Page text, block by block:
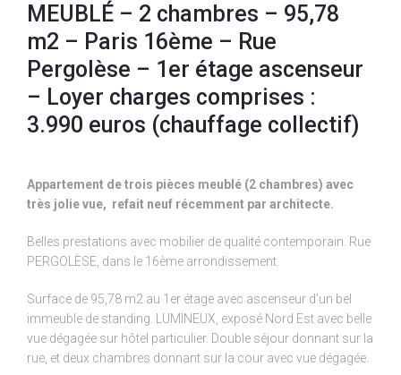
MEUBLÉ – 2 chambres – 95,78
m2 – Paris 16ème – Rue
Pergolèse – 1er étage ascenseur
– Loyer charges comprises :
3.990 euros (chauffage collectif)
Appartement de trois pièces meublé (2 chambres) avec
très jolie vue, refait neuf récemment par architecte.
Belles prestations avec mobilier de qualité contemporain. Rue
PERGOLÈSE, dans le 16ème arrondissement.
Surface de 95,78 m2 au 1er étage avec ascenseur d’un bel
immeuble de standing. LUMINEUX, exposé Nord Est avec belle
vue dégagée sur hôtel particulier. Double séjour donnant sur la
rue, et deux chambres donnant sur la cour avec vue dégagée.